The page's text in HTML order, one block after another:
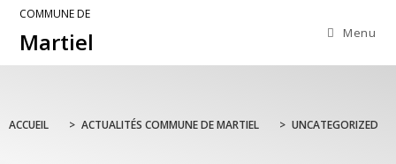
COMMUNE DE
Martiel Menu
ACCUEIL > ACTUALITÉS COMMUNE DE MARTIEL > UNCATEGORIZED